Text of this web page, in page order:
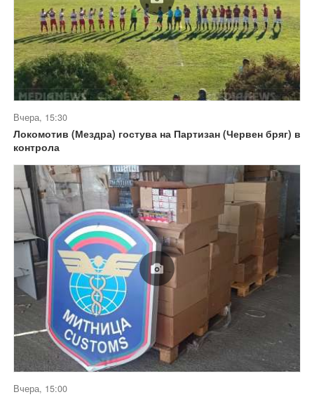
Вчера, 15:30
Локомотив (Мездра) гостува на Партизан (Червен бряг) в
контрола
Вчера, 15:00